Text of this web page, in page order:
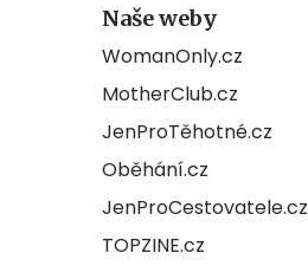
Naše weby
WomanOnly.cz
MotherClub.cz
JenProTěhotné.cz
Oběhání.cz
JenProCestovatele.cz
TOPZINE.cz